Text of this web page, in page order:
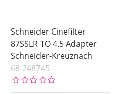
Schneider Cinefilter
87SSLR TO 4.5 Adapter
Schneider-Kreuznach
68-248745